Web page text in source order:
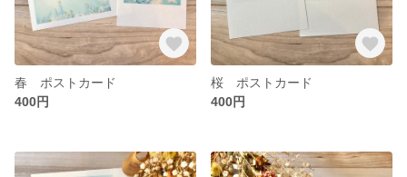
春 ポストカード
400円
桜 ポストカード
400円